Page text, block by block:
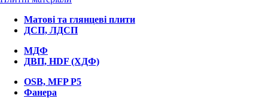
Матові та глянцеві плити
ДСП, ЛДСП
МДФ
ДВП, HDF (ХДФ)
OSB, MFP P5
Фанера